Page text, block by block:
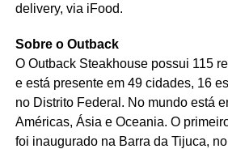
delivery, via iFood.
Sobre o Outback
O Outback Steakhouse possui 115
e está presente em 49 cidades, 16
no Distrito Federal. No mundo está
Américas, Ásia e Oceania. O
foi inaugurado na Barra da Tijuca,